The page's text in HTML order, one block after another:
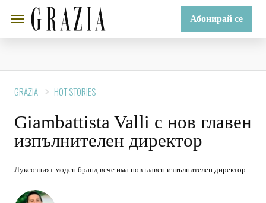
Абонирай се
GRAZIA HOT STORIES
Giambattista Valli с нов главен
изпълнителен директор
Луксозният моден бранд вече има нов главен изпълнителен директор.